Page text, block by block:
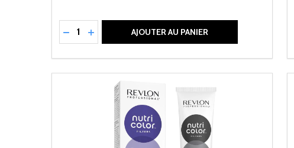
Quantité:
RÉDUIRE LA QUANTITÉ DE UNDEFINED
AUGMENTER LA QUANTITÉ DE UNDEFINED
AJOUTER AU PANIER